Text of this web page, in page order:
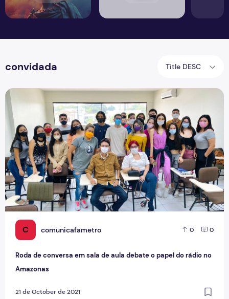
convidada Title DESC
C comunicafametro 0 0
Roda de conversa em sala de aula debate o papel do rádio no
Amazonas
21 de October de 2021
Roda de conversa em sala de aula debate o papel do rádio